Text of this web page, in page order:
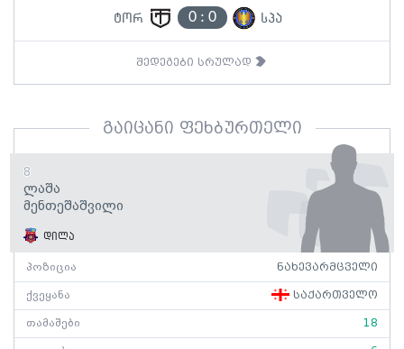
ტორ 0: 0 სპა
შედეგები სრულად
გაიცანი ფეხბურთელი
8
Ლაშა
Მენთეშაშვილი
დილა
პოზიცია ნახევარმცველი
ქვეყანა საქართველო
თამაშები 18